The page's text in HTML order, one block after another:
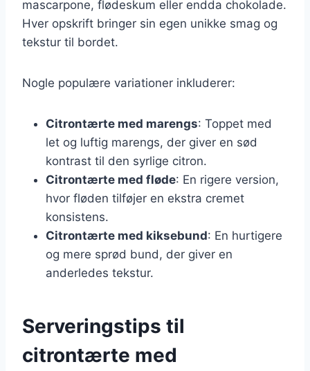
mascarpone, flødeskum eller endda chokolade.
Hver opskrift bringer sin egen unikke smag og
tekstur til bordet.
Nogle populære variationer inkluderer:
Citrontærte med marengs: Toppet med
let og luftig marengs, der giver en sød
kontrast til den syrlige citron.
Citrontærte med fløde: En rigere version,
hvor fløden tilføjer en ekstra cremet
konsistens.
Citrontærte med kiksebund: En hurtigere
og mere sprød bund, der giver en
anderledes tekstur.
Serveringstips til
citrontærte med